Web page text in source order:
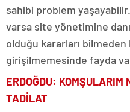
sahibi problem
varsa site yönetimine
olduğu kararları
girişilmemesinde fayda
ERDOĞDU:
TADİLAT